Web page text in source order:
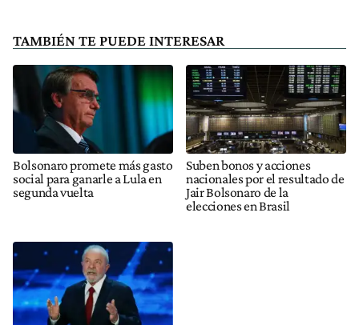
TAMBIÉN TE PUEDE INTERESAR
Bolsonaro promete más gasto
social para ganarle a Lula en
segunda vuelta
Suben bonos y acciones
nacionales por el resultado de
Jair Bolsonaro de la
elecciones en Brasil